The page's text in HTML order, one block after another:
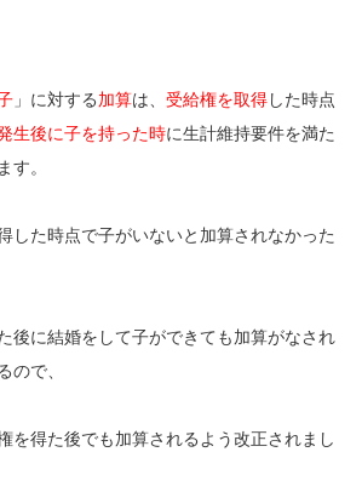
」に対する加算は、 受給権を取得した時点
生後に子を持った時に生計維持要件を満た
す。
した時点で子がいないと加算されなかった
後に結婚をして子ができても加算がなされ
ので、
を得た後でも加算されるよう改正されまし